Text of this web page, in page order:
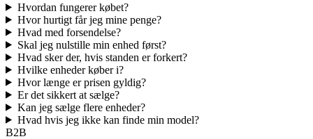
Hvordan fungerer købet?
Hvor hurtigt får jeg mine penge?
Hvad med forsendelse?
Skal jeg nulstille min enhed først?
Hvad sker der, hvis standen er forkert?
Hvilke enheder køber i?
Hvor længe er prisen gyldig?
Er det sikkert at sælge?
Kan jeg sælge flere enheder?
Hvad hvis jeg ikke kan finde min model?
B2B